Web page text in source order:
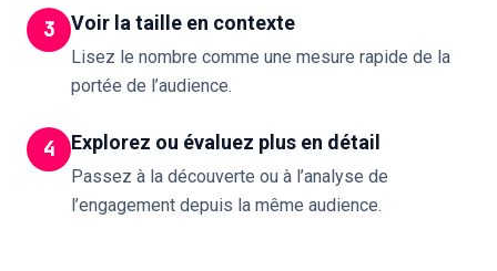
3 Voir la taille en contexte
Lisez le nombre comme une mesure rapide de la
portée de l’audience.
4 Explorez ou évaluez plus en détail
Passez à la découverte ou à l’analyse de
l’engagement depuis la même audience.